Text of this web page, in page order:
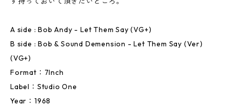
A side : Bob Andy - Let Them Say (VG+)
B side : Bob & Sound Demension - Let Them Say (Ver)
(VG+)
Format：7Inch
Label：Studio One
Year：1968